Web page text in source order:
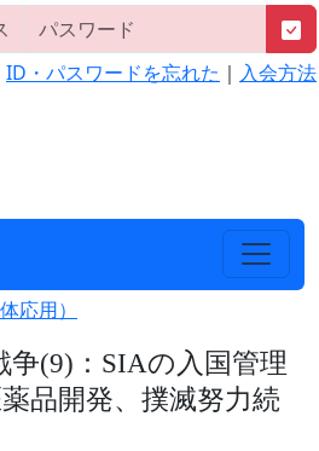
ID・パスワードを忘れた ｜ 入会方法
応用）
(9)：SIAの入国管理
品開発、撲滅努力続